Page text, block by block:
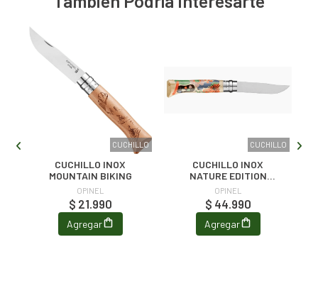
CUCHILLO
CUCHILLO INOX
MOUNTAIN BIKING
OPINEL
$ 21.990
Agregar
CUCHILLO
CUCHILLO INOX
NATURE EDITION
PERRINE HONORE N°8
OPINEL
$ 44.990
Agregar